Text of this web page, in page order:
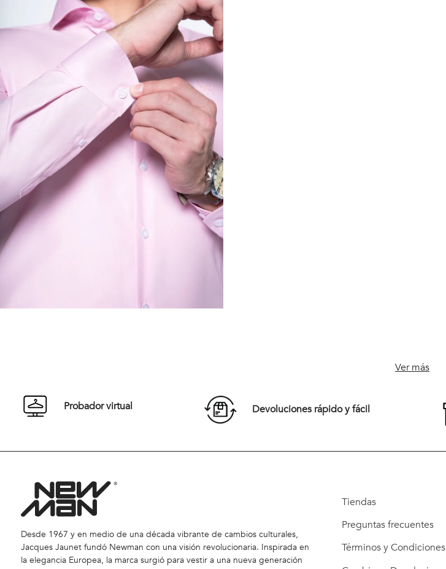
Ver más
Probador virtual Devoluciones rápido y fácil
Desde 1967 y en medio de una década vibrante de cambios culturales,
Jacques Jaunet fundó Newman con una visión revolucionaria. Inspirada en
la elegancia Europea, la marca surgió para vestir a una nueva generación
Tiendas
Preguntas frecuentes
Términos y Condiciones